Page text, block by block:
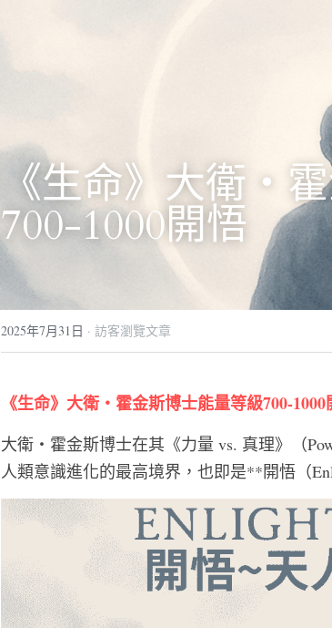
《生命》大衛・
700-1000開悟
2025年7月31日 · 訪客瀏覽文章
《生命》大衛・霍金斯博士能量等級700-1000
大衛・霍金斯博士在其《力量 vs. 真理》（
人類意識進化的最高境界，也即是**開悟（